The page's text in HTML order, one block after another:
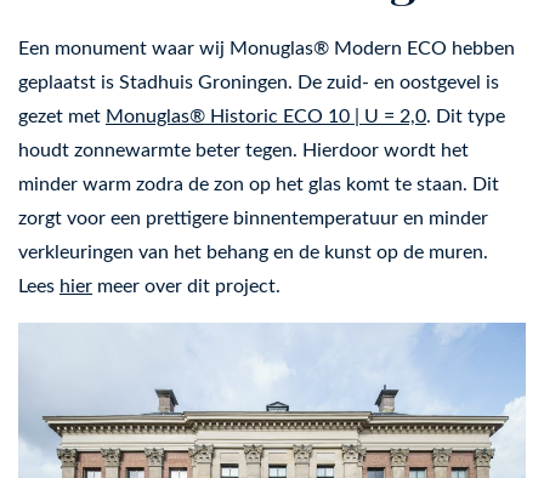
Een monument waar wij Monuglas® Modern ECO hebben
geplaatst is Stadhuis Groningen. De zuid- en oostgevel is
gezet met Monuglas® Historic ECO 10 | U = 2,0. Dit type
houdt zonnewarmte beter tegen. Hierdoor wordt het
minder warm zodra de zon op het glas komt te staan. Dit
zorgt voor een prettigere binnentemperatuur en minder
verkleuringen van het behang en de kunst op de muren.
Lees hier meer over dit project.